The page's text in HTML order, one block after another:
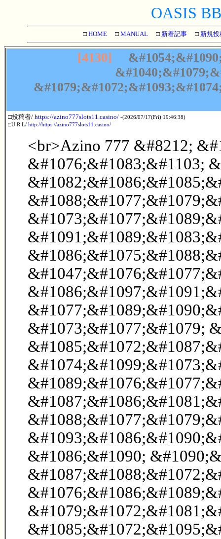
OASIS
□ HOME □ MANUAL □ 新着記事 □ 新規投
[4130]
□投稿者/ https://azino777slots11.casino/ -(2026/07/17(Fri) 19:46:38)
□U R L/ http://https://azino777slots11.casino/
<br>Azino 777 &#8212;
&#1076;&#1083;&#1103;
&#1073;&#1077;&#1079;
&#1086;&#1090;